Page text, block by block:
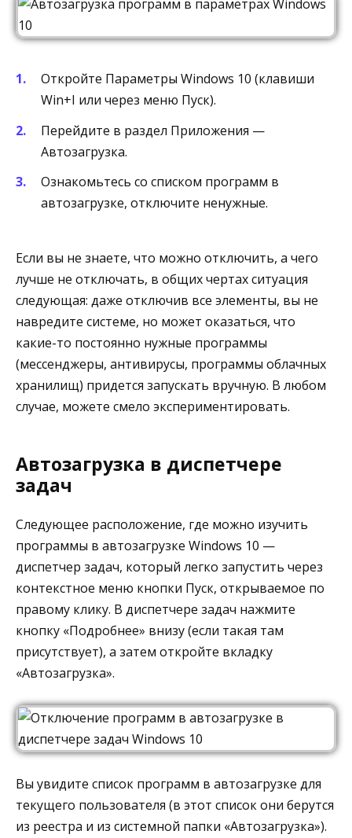
Откройте Параметры Windows 10 (клавиши
Win+I или через меню Пуск).
Перейдите в раздел Приложения —
Автозагрузка.
Ознакомьтесь со списком программ в
автозагрузке, отключите ненужные.
Если вы не знаете, что можно отключить, а чего
лучше не отключать, в общих чертах ситуация
следующая: даже отключив все элементы, вы не
навредите системе, но может оказаться, что
какие-то постоянно нужные программы
(мессенджеры, антивирусы, программы облачных
хранилищ) придется запускать вручную. В любом
случае, можете смело экспериментировать.
Автозагрузка в диспетчере
задач
Следующее расположение, где можно изучить
программы в автозагрузке Windows 10 —
диспетчер задач, который легко запустить через
контекстное меню кнопки Пуск, открываемое по
правому клику. В диспетчере задач нажмите
кнопку «Подробнее» внизу (если такая там
присутствует), а затем откройте вкладку
«Автозагрузка».
Вы увидите список программ в автозагрузке для
текущего пользователя (в этот список они берутся
из реестра и из системной папки «Автозагрузка»).